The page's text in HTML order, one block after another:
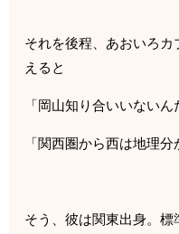
それを後程、あおいろ
えると
「岡山知り合いいないん
「関西圏から西は地理分
そう、彼は関東出身。標